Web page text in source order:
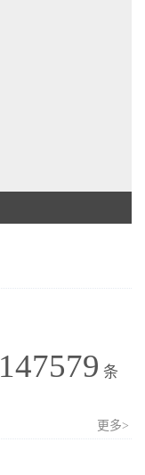
147579 条
更多>